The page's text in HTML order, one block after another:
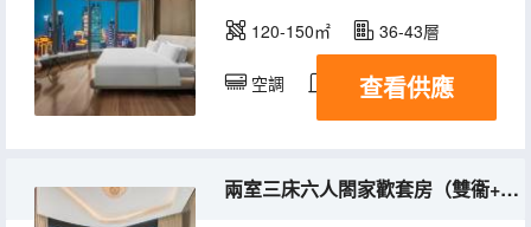
120-150㎡ 36-43層
空調 淋浴 冰箱
查看供應
兩室三床六人閤家歡套房（雙衞+巨幕投影+洗烘一體機）